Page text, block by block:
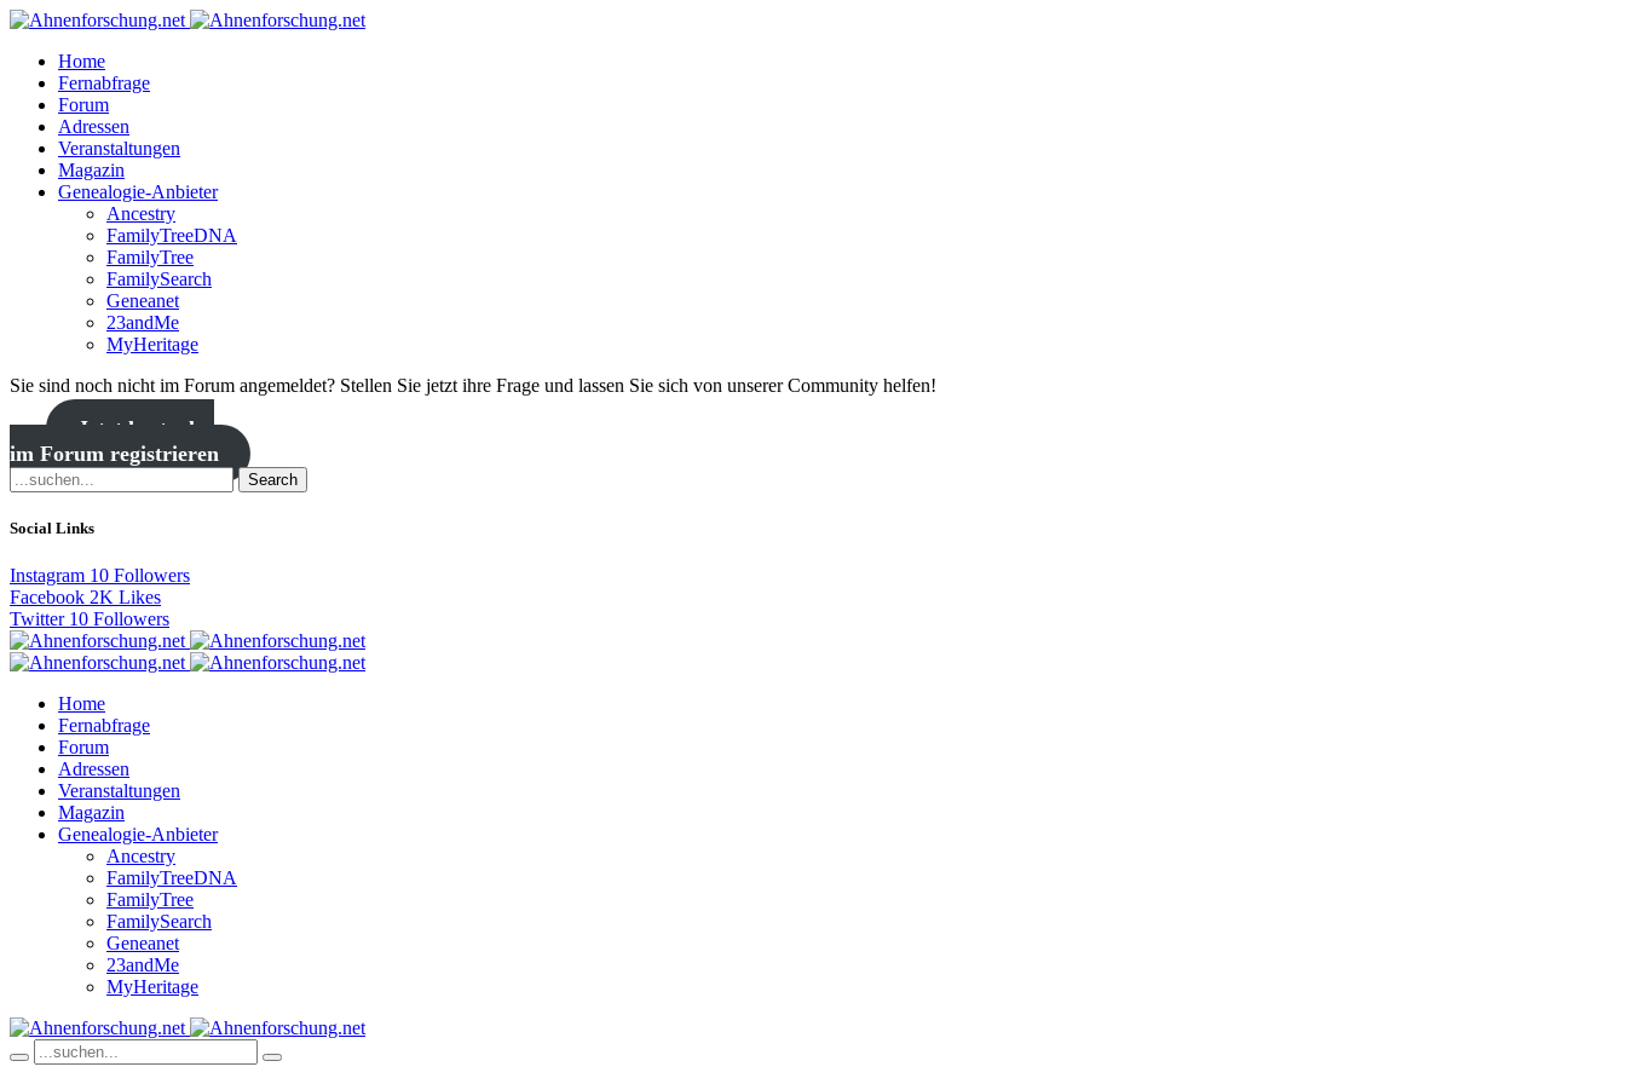
Home
Fernabfrage
Forum
Adressen
Veranstaltungen
Magazin
Genealogie-Anbieter
Ancestry
FamilyTreeDNA
FamilyTree
FamilySearch
Geneanet
23andMe
MyHeritage
Sie sind noch nicht im Forum angemeldet? Stellen Sie jetzt ihre Frage und lassen Sie sich von unserer Community helfen!
Jetzt kostenlos
im Forum registrieren
Search
Social Links
Instagram 10 Followers
Facebook 2K Likes
Twitter 10 Followers
Home
Fernabfrage
Forum
Adressen
Veranstaltungen
Magazin
Genealogie-Anbieter
Ancestry
FamilyTreeDNA
FamilyTree
FamilySearch
Geneanet
23andMe
MyHeritage